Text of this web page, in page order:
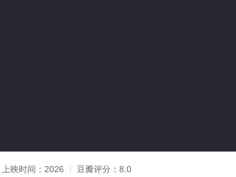
上映时间： 2026 豆瓣评分： 8.0